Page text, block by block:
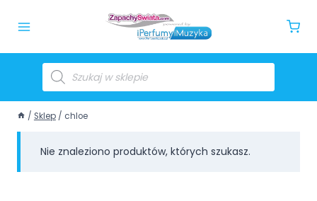
/ Sklep / chloe
Nie znaleziono produktów, których szukasz.